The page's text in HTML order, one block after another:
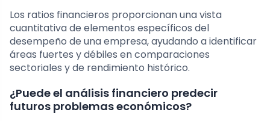
Los ratios financieros proporcionan una vista
cuantitativa de elementos específicos del
desempeño de una empresa, ayudando a identificar
áreas fuertes y débiles en comparaciones
sectoriales y de rendimiento histórico.
¿Puede el análisis financiero predecir
futuros problemas económicos?